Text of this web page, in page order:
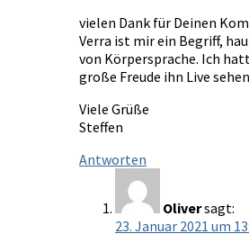
vielen Dank für Deinen
Verra ist mir ein Begriff,
von Körpersprache. Ich
große Freude ihn Live
Viele Grüße
Steffen
Antworten
Oliversagt:
23. Januar 2021 um